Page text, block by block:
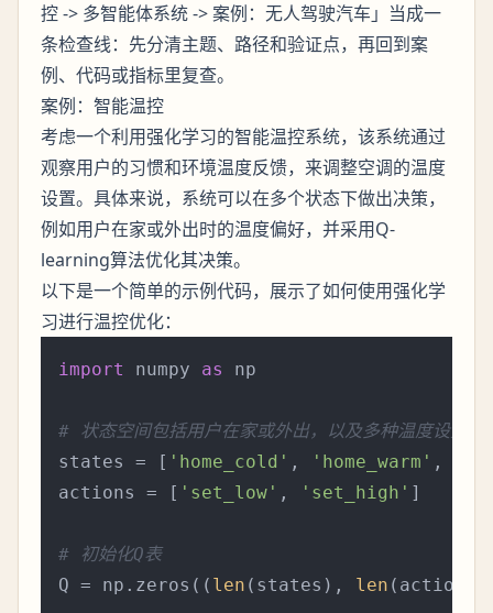
控 -> 多智能体系统 -> 案例：无人驾驶汽车」当成一
条检查线：先分清主题、路径和验证点，再回到案
例、代码或指标里复查。
案例：智能温控
考虑一个利用强化学习的智能温控系统，该系统通过
观察用户的习惯和环境温度反馈，来调整空调的温度
设置。具体来说，系统可以在多个状态下做出决策，
例如用户在家或外出时的温度偏好，并采用Q-
learning算法优化其决策。
以下是一个简单的示例代码，展示了如何使用强化学
习进行温控优化：
import numpy as np
# 状态空间包括用户在家或外出，以及多种温度设置
states = [ 'home_cold' , 'home_warm' ,
actions = [ 'set_low' , 'set_high' ]
# 初始化Q表
Q = np.zeros(( len (states), len